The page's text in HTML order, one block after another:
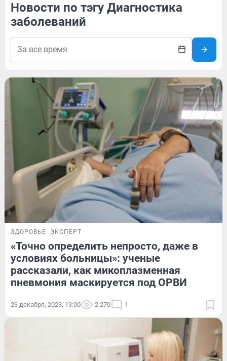
Новости по тэгу Диагностика
заболеваний
ЗДОРОВЬЕ ЭКСПЕРТ
«Точно определить непросто, даже в
условиях больницы»: ученые
рассказали, как микоплазменная
пневмония маскируется под ОРВИ
23 декабря, 2023, 13:00 2 270 1